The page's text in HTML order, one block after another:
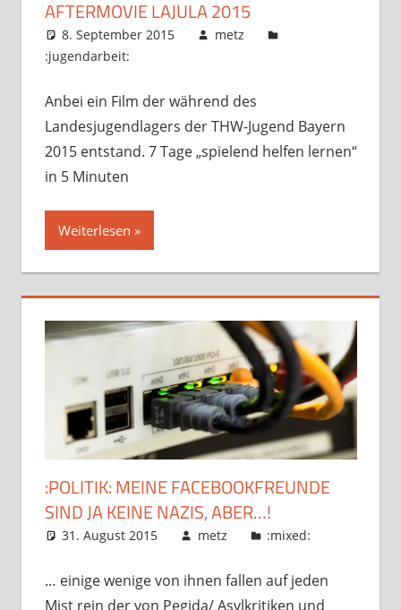
AFTERMOVIE LAJULA 2015
8. September 2015
metz
:jugendarbeit:
Anbei ein Film der während des
Landesjugendlagers der THW-Jugend Bayern
2015 entstand. 7 Tage „spielend helfen lernen“
in 5 Minuten
Weiterlesen
:POLITIK: MEINE FACEBOOKFREUNDE
SIND JA KEINE NAZIS, ABER…!
31. August 2015 metz :mixed:
… einige wenige von ihnen fallen auf jeden
Mist rein der von Pegida/ Asylkritiken und